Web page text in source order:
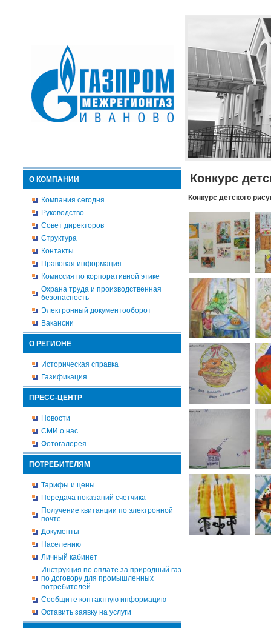
О КОМПАНИИ
Компания сегодня
Руководство
Совет директоров
Структура
Контакты
Правовая информация
Комиссия по корпоративной этике
Охрана труда и производственная
безопасность
Электронный документооборот
Вакансии
О РЕГИОНЕ
Историческая справка
Газификация
ПРЕСС-ЦЕНТР
Новости
СМИ о нас
Фотогалерея
ПОТРЕБИТЕЛЯМ
Тарифы и цены
Передача показаний счетчика
Получение квитанции по электронной
почте
Документы
Населению
Личный кабинет
Инструкция по оплате за природный газ
по договору для промышленных
потребителей
Сообщите контактную информацию
Оставить заявку на услуги
Конкурс
Конкурс детского